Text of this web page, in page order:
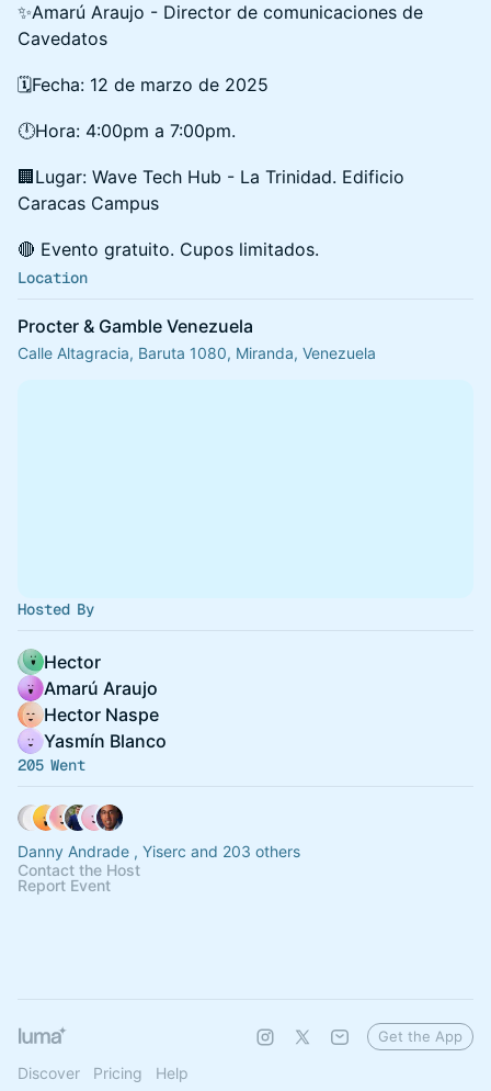
✨️Amarú Araujo - Director de comunicaciones de
Cavedatos
🗓Fecha: 12 de marzo de 2025
🕛Hora: 4:00pm a 7:00pm.
🏢Lugar: Wave Tech Hub - La Trinidad. Edificio
Caracas Campus
🔴 Evento gratuito. Cupos limitados.
Location
Procter & Gamble Venezuela
Calle Altagracia, Baruta 1080, Miranda, Venezuela
Hosted By
Hector
Amarú Araujo
Hector Naspe
Yasmín Blanco
205 Went
Danny Andrade , Yiserc and 203 others
Contact the Host
Report Event
Discover Pricing Help
Get the App